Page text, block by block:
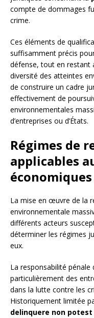
compte de dommages
crime.
Ces éléments de
suffisamment précis
défense, tout en restant
diversité des atteintes
de construire un cadre
effectivement de
environnementales
d’entreprises ou d’États.
Régimes de
applicables
La mise en œuvre de la
environnementale
différents acteurs
déterminer les régimes
eux.
La responsabilité pénale
particulièrement des
dans la lutte contre les
Historiquement limitée
delinquere non potest